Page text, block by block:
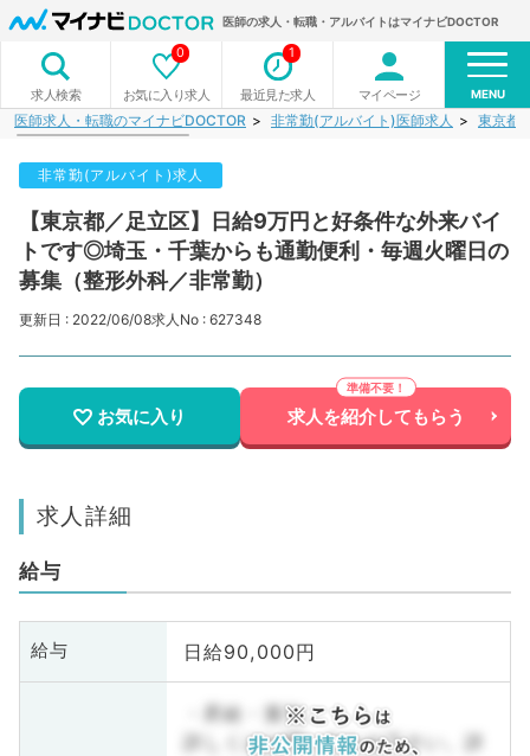
医師の求人・転職・アルバイトはマイナビDOCTOR
求人検索 お気に入り求人
0
最近見た求人
1
マイページ MENU
医師求人・転職のマイナビDOCTOR 非常勤(アルバイト)医師求人 東京都
非常勤(アルバイト)求人
【東京都／足立区】日給9万円と好条件な外来バイ
トです◎埼玉・千葉からも通勤便利・毎週火曜日の
募集（整形外科／非常勤）
更新日 : 2022/06/08求人No : 627348
お気に入り 求人を紹介してもらう
求人詳細
給与
給与 日給90,000円
・昇給・賞与
詳しくはお問い合わせ下さい。詳